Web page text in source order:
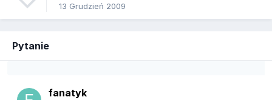
13 Grudzień 2009
Pytanie
fanatyk